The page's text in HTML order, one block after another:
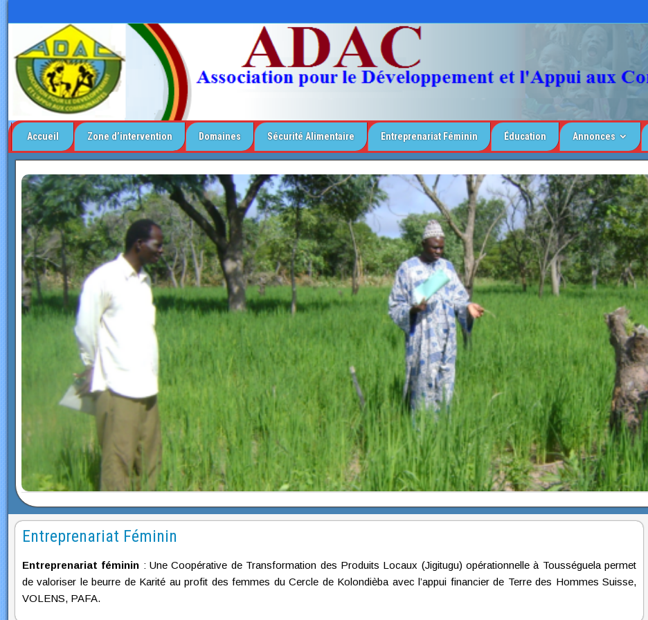
Accueil Zone d’intervention Domaines Sécurité Alimentaire Entreprenariat Féminin Éducation Annonces
Entreprenariat Féminin
Entreprenariat féminin : Une Coopérative de Transformation des Produits Locaux (Jigitugu) opérationnelle à Tousséguela permet
de valoriser le beurre de Karité au profit des femmes du Cercle de Kolondièba avec l’appui financier de Terre des Hommes Suisse,
VOLENS, PAFA.